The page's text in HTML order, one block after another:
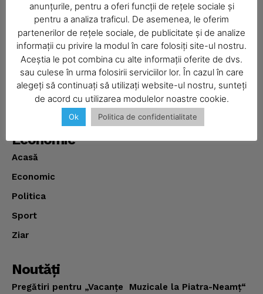
SUBSCRIBE NOW
Company
Despre
Realitatea Media – ziar local pentru județul Neamț,
disponibil în format fizic și online. Știri actuale, informații
verificate și reportaje locale.
Economic
Acasă
Economic
Politica
Sport
Ziar
Noutăţi
Pregătiri pentru „Vacanţe Muzicale la Piatra-Neamţ“
anunțurile, pentru a oferi funcții de rețele sociale și
pentru a analiza traficul. De asemenea, le oferim
partenerilor de rețele sociale, de publicitate și de analize
informații cu privire la modul în care folosiți site-ul nostru.
Aceștia le pot combina cu alte informații oferite de dvs.
sau culese în urma folosirii serviciilor lor. În cazul în care
alegeți să continuați să utilizați website-ul nostru, sunteți
de acord cu utilizarea modulelor noastre cookie.
Ok Politica de confidentialitate